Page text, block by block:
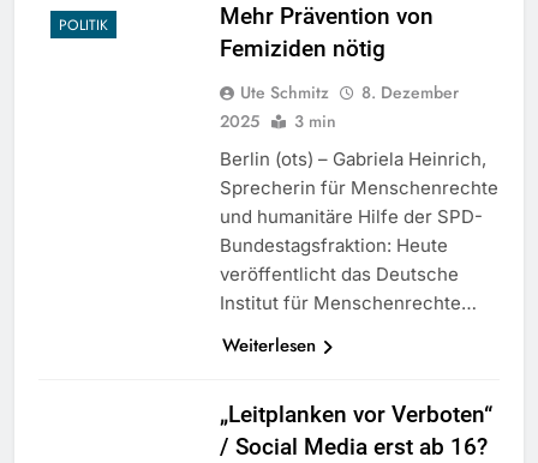
POLITIK
Mehr Prävention von
Femiziden nötig
Ute Schmitz
8. Dezember
2025
3 min
Berlin (ots) – Gabriela Heinrich,
Sprecherin für Menschenrechte
und humanitäre Hilfe der SPD-
Bundestagsfraktion: Heute
veröffentlicht das Deutsche
Institut für Menschenrechte…
Weiterlesen
„Leitplanken vor Verboten“
/ Social Media erst ab 16?